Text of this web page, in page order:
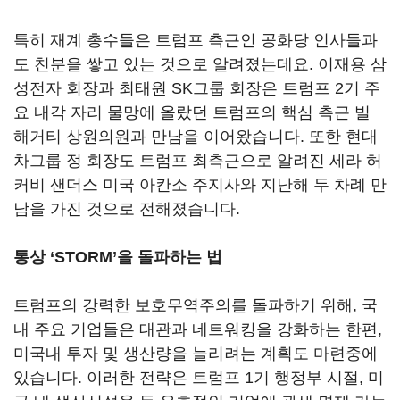
특히 재계 총수들은 트럼프 측근인 공화당 인사들과
도 친분을 쌓고 있는 것으로 알려졌는데요. 이재용 삼
성전자 회장과 최태원 SK그룹 회장은 트럼프 2기 주
요 내각 자리 물망에 올랐던 트럼프의 핵심 측근 빌
해거티 상원의원과 만남을 이어왔습니다. 또한 현대
차그룹 정 회장도 트럼프 최측근으로 알려진 세라 허
커비 샌더스 미국 아칸소 주지사와 지난해 두 차례 만
남을 가진 것으로 전해졌습니다.
통상 ‘STORM’을 돌파하는 법
트럼프의 강력한 보호무역주의를 돌파하기 위해, 국
내 주요 기업들은 대관과 네트워킹을 강화하는 한편,
미국내 투자 및 생산량을 늘리려는 계획도 마련중에
있습니다. 이러한 전략은 트럼프 1기 행정부 시절, 미